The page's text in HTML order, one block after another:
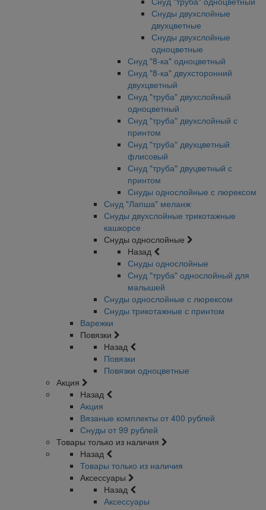
Снуды двухслойные
двухцветные
Снуды двухслойные
одноцветные
Снуд "8-ка" одноцветный
Снуд "8-ка" двухсторонний
двухцветный
Снуд "труба" двухслойный
одноцветный
Снуд "труба" двухслойный с
принтом
Снуд "труба" двухцветный
флисовый
Снуд "труба" двуцветный с
принтом
Снуды однослойные с люрексом
Снуд "Лапша" меланж
Снуды двухслойные трикотажные
кашкорсе
Снуды однослойные
Назад
Снуды однослойные
Снуд "труба" однослойный для
малышей
Снуды однослойные с люрексом
Снуды трикотажные с принтом
Варежки
Повязки
Назад
Повязки
Повязки одноцветные
Акция
Назад
Акция
Вязаные комплекты от 400 рублей
Снуды от 99 рублей
Товары только из наличия
Назад
Товары только из наличия
Аксессуары
Назад
Аксессуары